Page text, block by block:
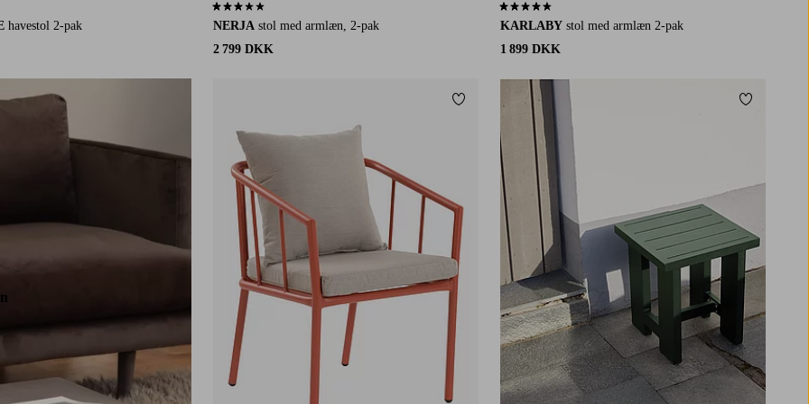
havestol 2-pak
bedømmelser
NERJA stol med armlæn, 2-pak
2 799 DKK
3,1 baseret på 16 bedømmelser
KARLABY stol med armlæn 2-pak
1 899 DKK
4,6 baseret på 47 bedømmelser
Tilføj til favoritter Tilføj til